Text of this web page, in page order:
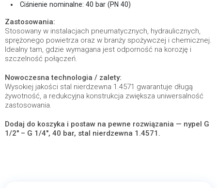
Ciśnienie nominalne: 40 bar (PN 40)
Zastosowania:
Stosowany w instalacjach pneumatycznych, hydraulicznych,
sprężonego powietrza oraz w branży spożywczej i chemicznej.
Idealny tam, gdzie wymagana jest odporność na korozję i
szczelność połączeń.
Nowoczesna technologia / zalety:
Wysokiej jakości stal nierdzewna 1.4571 gwarantuje długą
żywotność, a redukcyjna konstrukcja zwiększa uniwersalność
zastosowania.
Dodaj do koszyka i postaw na pewne rozwiązania — nypel G
1/2″ – G 1/4″, 40 bar, stal nierdzewna 1.4571.